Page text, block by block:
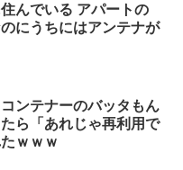
んでいる アパートの
にうちにはアンテナが
ンテナーのバッタもん
ら「あれじゃ再利用で
ｗｗｗ